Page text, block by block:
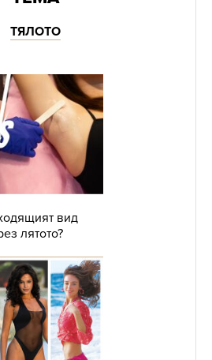
ТЯЛОТО
вид
лятото?